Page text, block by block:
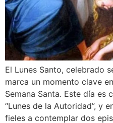
El Lunes Santo, celebrado
marca un momento clave
Semana Santa. Este día es
“Lunes de la Autoridad”, y
fieles a contemplar dos